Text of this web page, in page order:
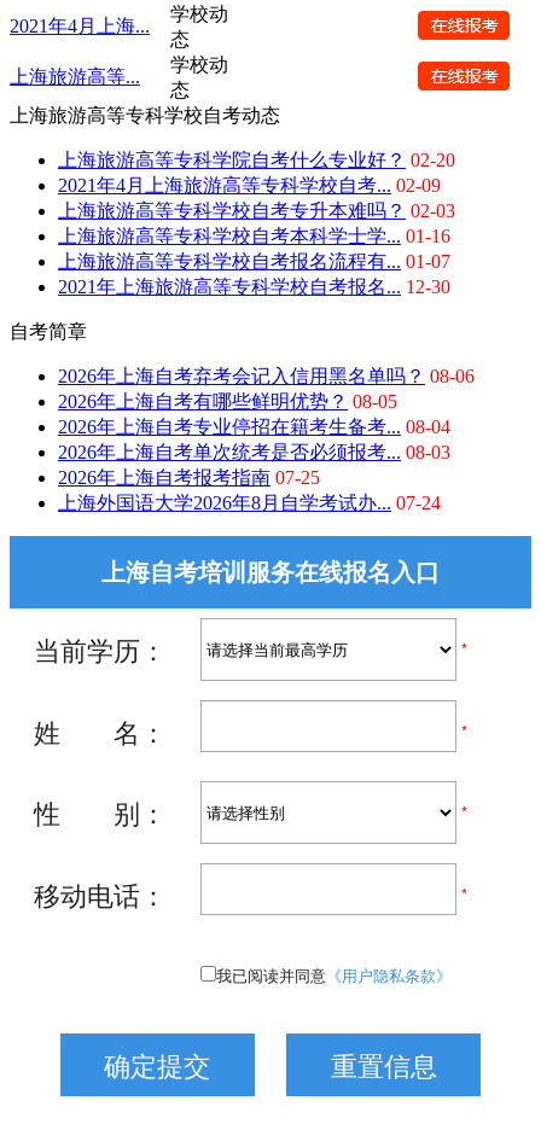
2021年4月上海...
学校动
态
上海旅游高等...
学校动
态
上海旅游高等专科学校自考动态
上海旅游高等专科学院自考什么专业好？ 02-20
2021年4月上海旅游高等专科学校自考... 02-09
上海旅游高等专科学校自考专升本难吗？ 02-03
上海旅游高等专科学校自考本科学士学... 01-16
上海旅游高等专科学校自考报名流程有... 01-07
2021年上海旅游高等专科学校自考报名... 12-30
自考简章
2026年上海自考弃考会记入信用黑名单吗？ 08-06
2026年上海自考有哪些鲜明优势？ 08-05
2026年上海自考专业停招在籍考生备考... 08-04
2026年上海自考单次统考是否必须报考... 08-03
2026年上海自考报考指南 07-25
上海外国语大学2026年8月自学考试办... 07-24
上海自考培训服务在线报名入口